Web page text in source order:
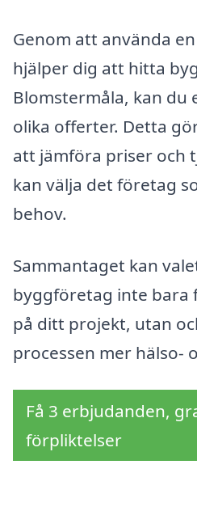
Genom att använda
hjälper dig att hitta
Blomstermåla, kan du
olika offerter. Detta
att jämföra priser och
kan välja det företag
behov.
Sammantaget kan
byggföretag inte
på ditt projekt, utan
processen mer hälso-
Få 3 erbjudanden,
förpliktelser